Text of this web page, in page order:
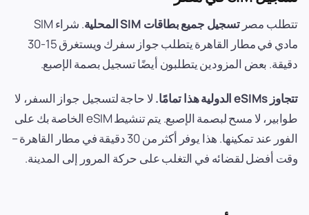
تتطلب مصرتسجيل جميع بطاقات SIM المحلية
. شراء SIM
مادي في مطار القاهرة يتطلب جواز سفرك ويستغرق 15-30
دقيقة. بعض المزودين يتطلبون أيضًا تسجيل بصمة الإصبع.
تتجاوز eSIMs الدولية هذا تمامًا.
لا حاجة لتسجيل جواز السفر، لا
طوابير، لا مسح لبصمة الإصبع. يتم تنشيط eSIM الخاصة بك على
الفور عند تمكينها. هذا يوفر أكثر من 30 دقيقة في مطار القاهرة –
وقت أفضل لقضائه في التغلب على حركة المرور إلى المدينة.